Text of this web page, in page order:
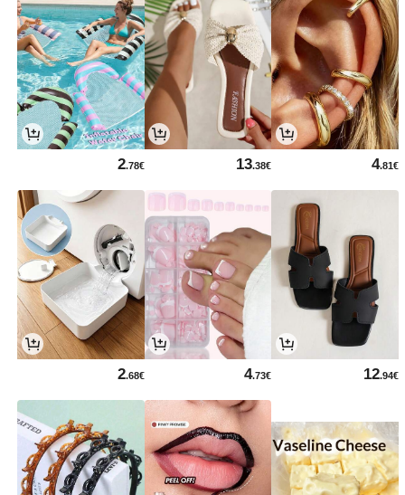
4.81€
13.38€
2.78€
12.94€
4.73€
2.68€